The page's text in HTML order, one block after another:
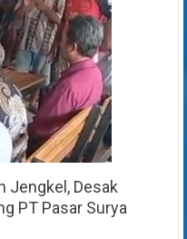
Jengkel, Desak
PT Pasar Surya